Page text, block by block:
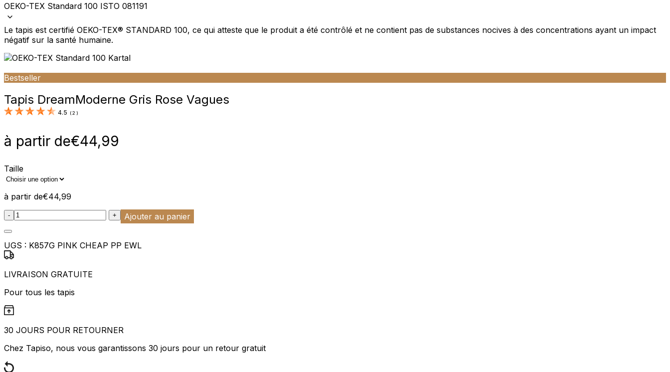
OEKO-TEX Standard 100 ISTO 081191
Le tapis est certifié OEKO-TEX® STANDARD 100, ce qui atteste que le produit a été contrôlé et ne contient pas de substances nocives à des concentrations ayant un impact
négatif sur la santé humaine.
Bestseller
Tapis DreamModerne Gris Rose Vagues
4.5 (2 )
à partir de€44,99
Taille
à partir de€44,99
:product_name quantity
- + Ajouter au panier
UGS : K857G PINK CHEAP PP EWL
LIVRAISON GRATUITE
Pour tous les tapis
30 JOURS POUR RETOURNER
Chez Tapiso, nous vous garantissons 30 jours pour un retour gratuit